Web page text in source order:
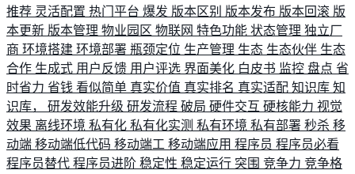
推荐 灵活配置 热门平台 爆发 版本区别 版本发布 版本回滚 版
本更新 版本管理 物业园区 物联网 特色功能 状态管理 独立厂
商 环境搭建 环境部署 瓶颈定位 生产管理 生态 生态伙伴 生态
合作 生成式 用户反馈 用户评选 界面美化 白皮书 监控 盘点 省
时省力 省钱 看似简单 真实价值 真实排名 真实适配 知识库 知
识库， 研发效能升级 研发流程 破局 硬件交互 硬核能力 视觉
效果 离线环境 私有化 私有化实测 私有环境 私有部署 秒杀 移
动端 移动端低代码 移动端工 移动端应用 程序员 程序员必看
程序员替代 程序员进阶 稳定性 稳定运行 突围 竞争力 竞争格